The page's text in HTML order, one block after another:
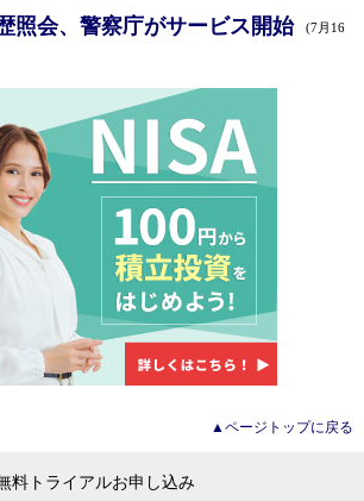
照会、警察庁がサービス開始
(7月16
▲ページトップに戻る
料トライアルお申し込み